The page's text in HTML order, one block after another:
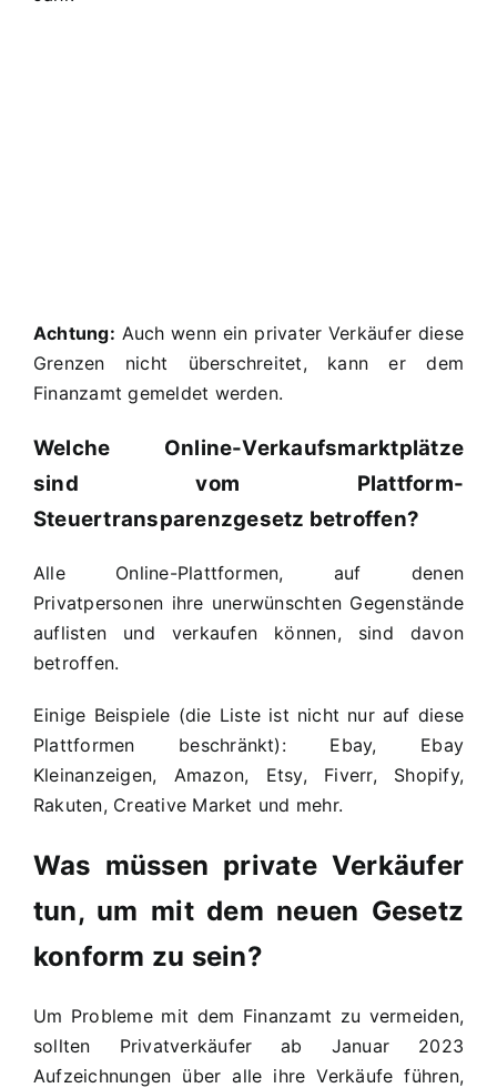
Achtung: Auch wenn ein privater Verkäufer diese
Grenzen nicht überschreitet, kann er dem
Finanzamt gemeldet werden.
Welche Online-Verkaufsmarktplätze
sind vom Plattform-
Steuertransparenzgesetz betroffen?
Alle Online-Plattformen, auf denen
Privatpersonen ihre unerwünschten Gegenstände
auflisten und verkaufen können, sind davon
betroffen.
Einige Beispiele (die Liste ist nicht nur auf diese
Plattformen beschränkt): Ebay, Ebay
Kleinanzeigen, Amazon, Etsy, Fiverr, Shopify,
Rakuten, Creative Market und mehr.
Was müssen private Verkäufer
tun, um mit dem neuen Gesetz
konform zu sein?
Um Probleme mit dem Finanzamt zu vermeiden,
sollten Privatverkäufer ab Januar 2023
Aufzeichnungen über alle ihre Verkäufe führen,